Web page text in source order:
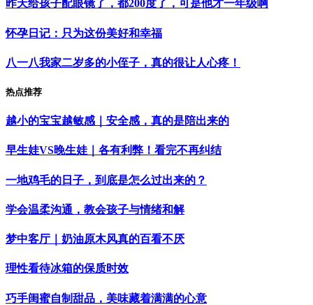
昨天给孩子配眼镜了，都200度了，可是他才一年级啊
怀孕日记：只为这份美好和幸福
八一八我家二岁多的小侄子，真的很让人心疼！
热点推荐
越小的宝宝越敏感｜安全感，真的是陪出来的
早生娃VS晚生娃｜各有利弊！看完不再纠结
一地鸡毛的日子，到底是怎么过出来的？
学会温柔沟通，教会孩子与情绪和解
梦中客厅｜奶油原木风真的百看不厌
理性看待冰箱的保质时效
巧手闺蜜自制甜品，美味藏着满满的心意